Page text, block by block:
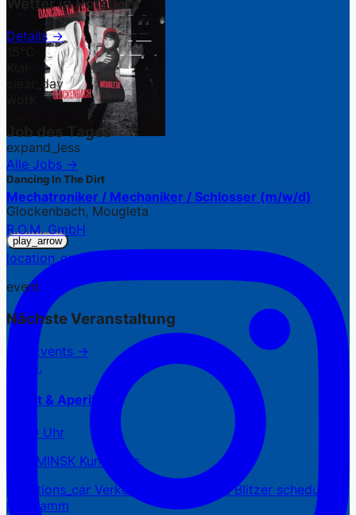
Wetter in Potsdam
Details →
clear_day
Job des Tages
Alle Jobs →
Mechatroniker / Mechaniker / Schlosser (m/w/d)
R.O.M. GmbH
location_onPotsdam
event
Nächste Veranstaltung
Alle Events →
07.08.
Kunst & Aperitif
16:00 Uhr
DAS MINSK Kunsthaus
directions_car Verkehr photo_camera Blitzer schedule
Programm
expand_less
Dancing In The Dirt
Glockenbach, Mougleta
play_arrow